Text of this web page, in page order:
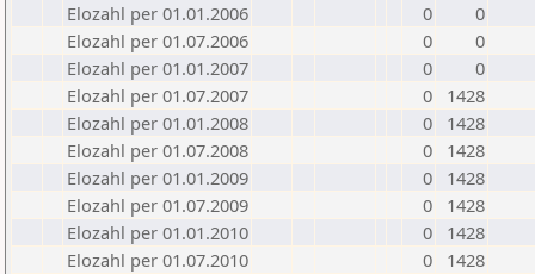
Elozahl per 01.01.2006
0
0
Elozahl per 01.07.2006
0
0
Elozahl per 01.01.2007
0
0
Elozahl per 01.07.2007
0
1428
Elozahl per 01.01.2008
0
1428
Elozahl per 01.07.2008
0
1428
Elozahl per 01.01.2009
0
1428
Elozahl per 01.07.2009
0
1428
Elozahl per 01.01.2010
0
1428
Elozahl per 01.07.2010
0
1428